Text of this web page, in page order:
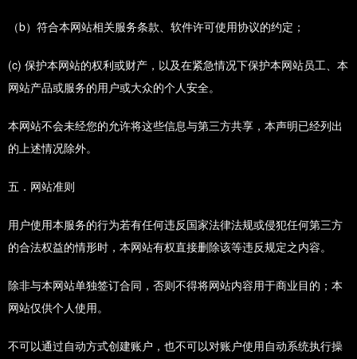
（b）符合本网站相关服务条款、软件许可使用协议的约定；
(c) 保护本网站的权利或财产，以及在紧急情况下保护本网站员工、本
网站产品或服务的用户或大众的个人安全。
本网站不会未经您的允许将这些信息与第三方共享，本声明已经列出
的上述情况除外。
五．网站准则
用户使用本服务的行为若有任何违反国家法律法规或侵犯任何第三方
的合法权益的情形时，本网站有权直接删除该等违反规定之内容。
除非与本网站单独签订合同，否则不得将网站内容用于商业目的；本
网站仅供个人使用。
不可以通过自动方式创建账户，也不可以对账户使用自动系统执行操